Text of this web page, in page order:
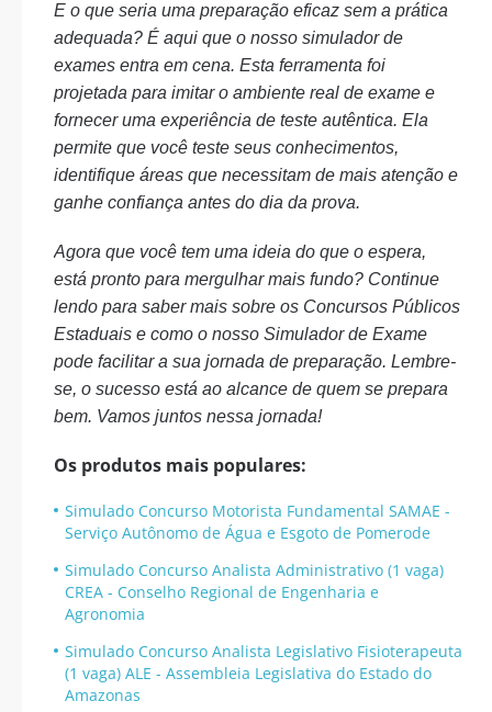
E o que seria uma preparação eficaz sem a prática
adequada? É aqui que o nosso simulador de
exames entra em cena. Esta ferramenta foi
projetada para imitar o ambiente real de exame e
fornecer uma experiência de teste autêntica. Ela
permite que você teste seus conhecimentos,
identifique áreas que necessitam de mais atenção e
ganhe confiança antes do dia da prova.
Agora que você tem uma ideia do que o espera,
está pronto para mergulhar mais fundo? Continue
lendo para saber mais sobre os Concursos Públicos
Estaduais e como o nosso Simulador de Exame
pode facilitar a sua jornada de preparação. Lembre-
se, o sucesso está ao alcance de quem se prepara
bem. Vamos juntos nessa jornada!
Os produtos mais populares:
Simulado Concurso Motorista Fundamental SAMAE -
Serviço Autônomo de Água e Esgoto de Pomerode
Simulado Concurso Analista Administrativo (1 vaga)
CREA - Conselho Regional de Engenharia e
Agronomia
Simulado Concurso Analista Legislativo Fisioterapeuta
(1 vaga) ALE - Assembleia Legislativa do Estado do
Amazonas